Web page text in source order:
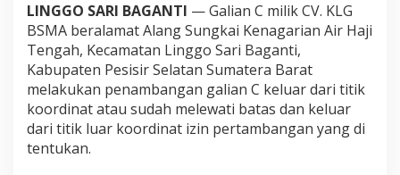
A
l
n
g
S
u
n
g
LINGGO SARI BAGANTI — Galian C milik CV. KLG
BSMA beralamat Alang Sungkai Kenagarian Air Haji
Tengah, Kecamatan Linggo Sari Baganti,
Kabupaten Pesisir Selatan Sumatera Barat
melakukan penambangan galian C keluar dari titik
koordinat atau sudah melewati batas dan keluar
dari titik luar koordinat izin pertambangan yang di
tentukan.